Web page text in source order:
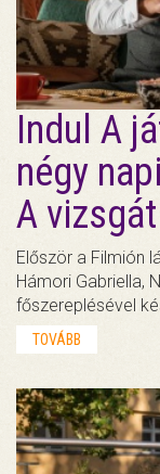
Indul A
négy
A vizsgát
Először a Filmión
Hámori Gabriella,
főszereplésével
TOVÁBB